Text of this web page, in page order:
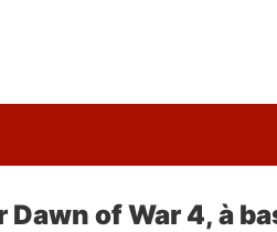
of War 4, à